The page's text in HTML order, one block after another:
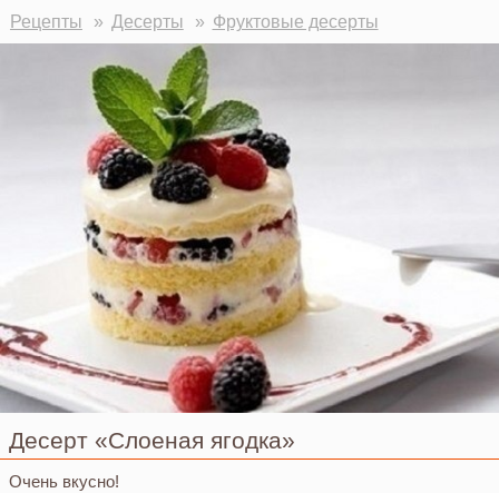
Рецепты Десерты Фруктовые десерты
Десерт «Слоеная ягодка»
Очень вкусно!